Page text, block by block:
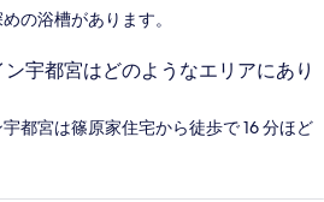
の浴槽があります。
宇都宮はどのようなエリアにあり
都宮は篠原家住宅から徒歩で 16 分ほど